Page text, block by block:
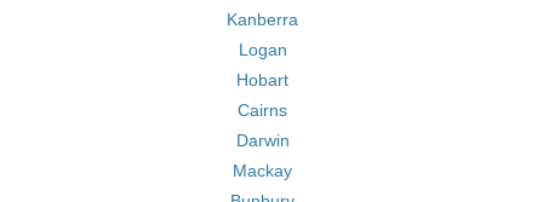
Kanberra
Logan
Hobart
Cairns
Darwin
Mackay